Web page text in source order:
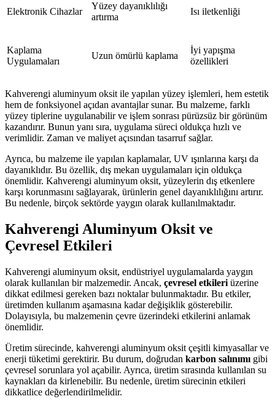
Elektronik Cihazlar
Yüzey dayanıklılığı
artırma
Isı iletkenliği
Kaplama
Uygulamaları
Uzun ömürlü kaplama
İyi yapışma
özellikleri
Kahverengi aluminyum oksit ile yapılan yüzey işlemleri, hem estetik
hem de fonksiyonel açıdan avantajlar sunar. Bu malzeme, farklı
yüzey tiplerine uygulanabilir ve işlem sonrası pürüzsüz bir görünüm
kazandırır. Bunun yanı sıra, uygulama süreci oldukça hızlı ve
verimlidir. Zaman ve maliyet açısından tasarruf sağlar.
Ayrıca, bu malzeme ile yapılan kaplamalar, UV ışınlarına karşı da
dayanıklıdır. Bu özellik, dış mekan uygulamaları için oldukça
önemlidir. Kahverengi aluminyum oksit, yüzeylerin dış etkenlere
karşı korunmasını sağlayarak, ürünlerin genel dayanıklılığını artırır.
Bu nedenle, birçok sektörde yaygın olarak kullanılmaktadır.
Kahverengi Aluminyum Oksit ve
Çevresel Etkileri
Kahverengi aluminyum oksit, endüstriyel uygulamalarda yaygın
olarak kullanılan bir malzemedir. Ancak, çevresel etkileri üzerine
dikkat edilmesi gereken bazı noktalar bulunmaktadır. Bu etkiler,
üretimden kullanım aşamasına kadar değişiklik gösterebilir.
Dolayısıyla, bu malzemenin çevre üzerindeki etkilerini anlamak
önemlidir.
Üretim sürecinde, kahverengi aluminyum oksit çeşitli kimyasallar ve
enerji tüketimi gerektirir. Bu durum, doğrudan karbon salınımı gibi
çevresel sorunlara yol açabilir. Ayrıca, üretim sırasında kullanılan su
kaynakları da kirlenebilir. Bu nedenle, üretim sürecinin etkileri
dikkatlice değerlendirilmelidir.